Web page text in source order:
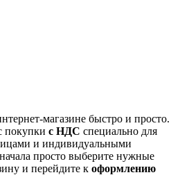
магазине быстро и просто.
покупки с НДС специально для
и индивидуальными
просто выберите нужные
и перейдите к оформлению